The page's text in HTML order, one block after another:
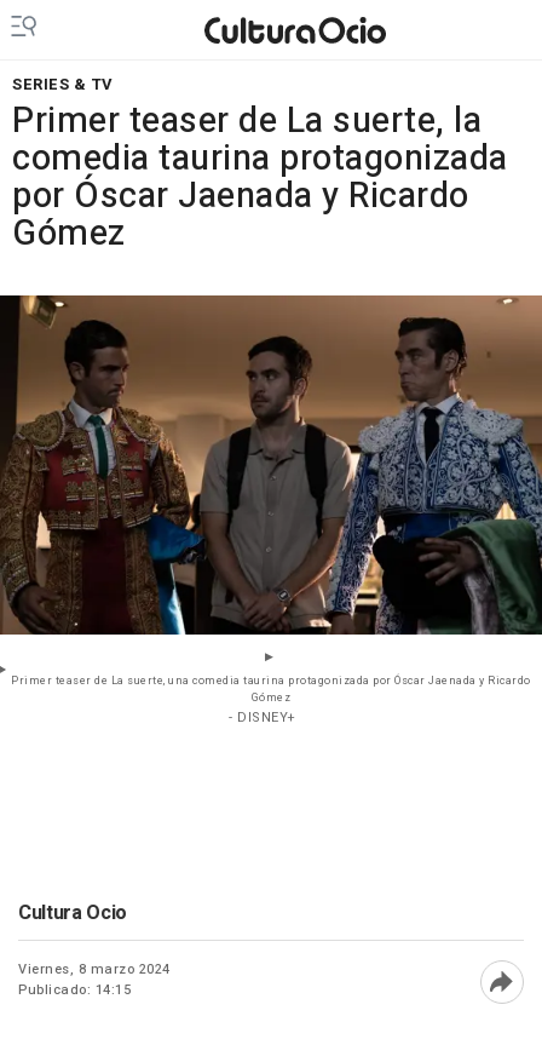
SERIES & TV
Primer teaser de La suerte, la
comedia taurina protagonizada
por Óscar Jaenada y Ricardo
Gómez
Primer teaser de La suerte, una comedia taurina protagonizada por Óscar Jaenada y Ricardo
Gómez
- DISNEY+
Cultura Ocio
Viernes, 8 marzo 2024
Publicado: 14:15